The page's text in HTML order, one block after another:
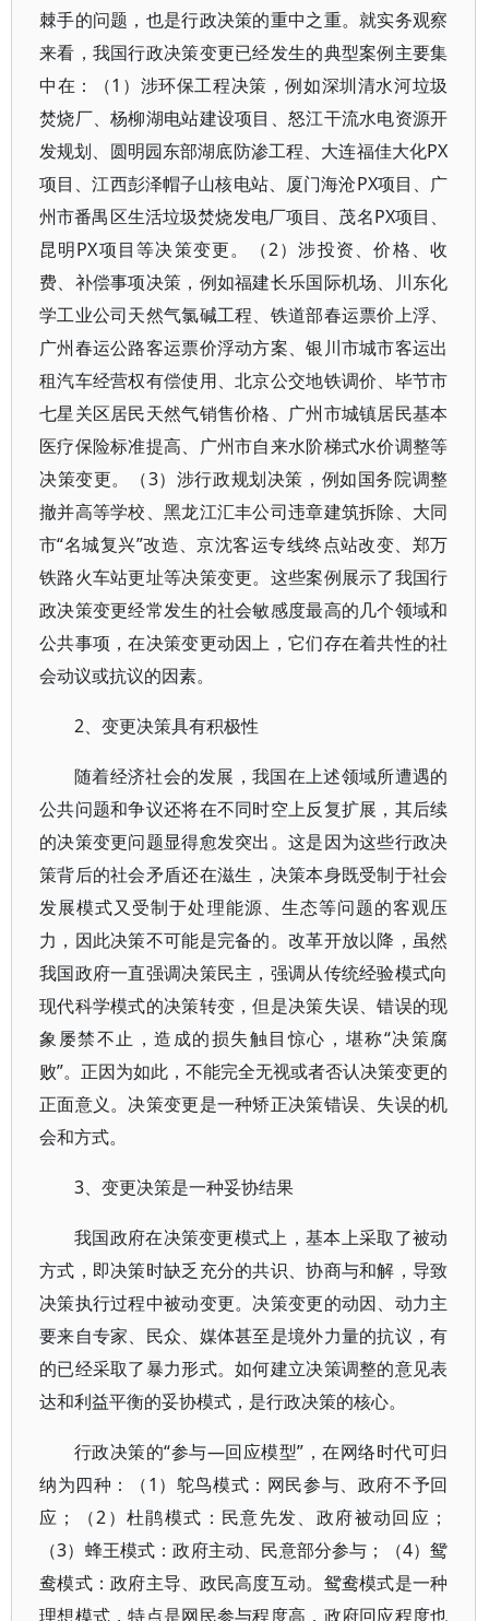
棘手的问题，也是行政决策的重中之重。就实务观察
来看，我国行政决策变更已经发生的典型案例主要集
中在：（1）涉环保工程决策，例如深圳清水河垃圾
焚烧厂、杨柳湖电站建设项目、怒江干流水电资源开
发规划、圆明园东部湖底防渗工程、大连福佳大化PX
项目、江西彭泽帽子山核电站、厦门海沧PX项目、广
州市番禺区生活垃圾焚烧发电厂项目、茂名PX项目、
昆明PX项目等决策变更。（2）涉投资、价格、收
费、补偿事项决策，例如福建长乐国际机场、川东化
学工业公司天然气氯碱工程、铁道部春运票价上浮、
广州春运公路客运票价浮动方案、银川市城市客运出
租汽车经营权有偿使用、北京公交地铁调价、毕节市
七星关区居民天然气销售价格、广州市城镇居民基本
医疗保险标准提高、广州市自来水阶梯式水价调整等
决策变更。（3）涉行政规划决策，例如国务院调整
撤并高等学校、黑龙江汇丰公司违章建筑拆除、大同
市“名城复兴”改造、京沈客运专线终点站改变、郑万
铁路火车站更址等决策变更。这些案例展示了我国行
政决策变更经常发生的社会敏感度最高的几个领域和
公共事项，在决策变更动因上，它们存在着共性的社
会动议或抗议的因素。
2、变更决策具有积极性
随着经济社会的发展，我国在上述领域所遭遇的
公共问题和争议还将在不同时空上反复扩展，其后续
的决策变更问题显得愈发突出。这是因为这些行政决
策背后的社会矛盾还在滋生，决策本身既受制于社会
发展模式又受制于处理能源、生态等问题的客观压
力，因此决策不可能是完备的。改革开放以降，虽然
我国政府一直强调决策民主，强调从传统经验模式向
现代科学模式的决策转变，但是决策失误、错误的现
象屡禁不止，造成的损失触目惊心，堪称“决策腐
败”。正因为如此，不能完全无视或者否认决策变更的
正面意义。决策变更是一种矫正决策错误、失误的机
会和方式。
3、变更决策是一种妥协结果
我国政府在决策变更模式上，基本上采取了被动
方式，即决策时缺乏充分的共识、协商与和解，导致
决策执行过程中被动变更。决策变更的动因、动力主
要来自专家、民众、媒体甚至是境外力量的抗议，有
的已经采取了暴力形式。如何建立决策调整的意见表
达和利益平衡的妥协模式，是行政决策的核心。
行政决策的“参与—回应模型”，在网络时代可归
纳为四种：（1）鸵鸟模式：网民参与、政府不予回
应；（2）杜鹃模式：民意先发、政府被动回应；
（3）蜂王模式：政府主动、民意部分参与；（4）鸳
鸯模式：政府主导、政民高度互动。鸳鸯模式是一种
理想模式，特点是网民参与程度高，政府回应程度也